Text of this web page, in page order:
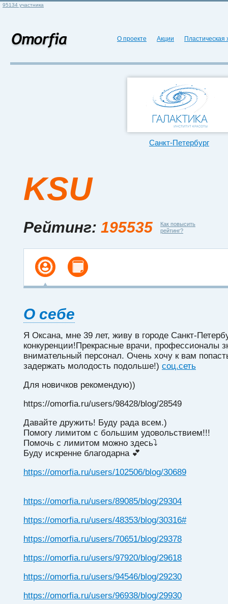
95134 участника
О проекте Акции Пластическая
Санкт-Петербург
KSU
Рейтинг: 195535
Как повысить
рейтинг?
О себе
Я Оксана, мне 39 лет, живу в городе Санкт-
конкуренции!Прекрасные врачи, профессионалы
внимательный персонал. Очень хочу к вам
задержать молодость подольше!) соц.сеть
Для новичков рекомендую))
https://omorfia.ru/users/98428/blog/28549
Давайте дружить! Буду рада всем.)
Помогу лимитом с большим удовольствием!!!
Помочь с лимитом можно здесь⤵️
Буду искренне благодарна 💕
https://omorfia.ru/users/102506/blog/30689
https://omorfia.ru/users/89085/blog/29304
https://omorfia.ru/users/48353/blog/30316#
https://omorfia.ru/users/70651/blog/29378
https://omorfia.ru/users/97920/blog/29618
https://omorfia.ru/users/94546/blog/29230
https://omorfia.ru/users/96938/blog/29930